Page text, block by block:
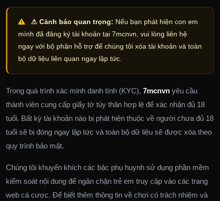
⚠ Cảnh báo quan trọng: Nếu bạn phát hiện con em
mình đã đăng ký tài khoản tại 7mcnvn, vui lòng liên hệ
ngay với bộ phận hỗ trợ để chúng tôi xóa tài khoản và toàn
bộ dữ liệu liên quan ngay lập tức.
Trong quá trình xác minh danh tính (KYC), 7mcnvn yêu cầu
thành viên cung cấp giấy tờ tùy thân hợp lệ để xác nhận đủ 18
tuổi. Bất kỳ tài khoản nào bị phát hiện thuộc về người chưa đủ 18
tuổi sẽ bị đóng ngay lập tức và toàn bộ dữ liệu sẽ được xóa theo
quy trình bảo mật.
Chúng tôi khuyến khích các bậc phụ huynh sử dụng phần mềm
kiểm soát nội dung để ngăn chặn trẻ em truy cập vào các trang
web cá cược. Để biết thêm thông tin về chơi có trách nhiệm và